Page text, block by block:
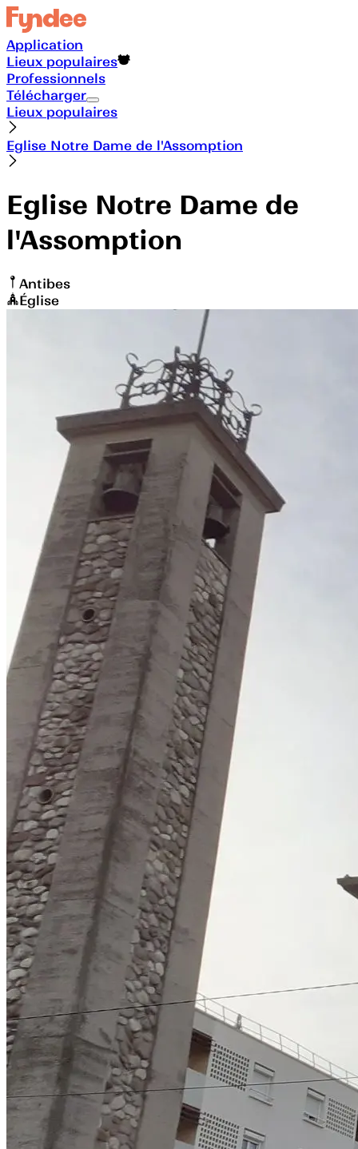
Application
Lieux populaires
Professionnels
Télécharger
Lieux populaires
Eglise Notre Dame de l'Assomption
Eglise Notre Dame de
l'Assomption
Antibes
Église